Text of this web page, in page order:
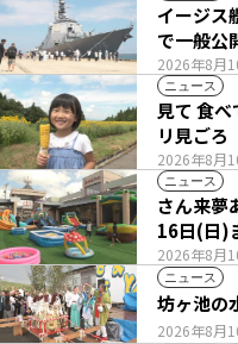
2026年8月
イージス
で一般公
ニュース
2026年8月
見て 食
リ見ごろ
ニュース
2026年8月
さん来夢
16日(日)
ニュース
2026年8月
坊ヶ池の